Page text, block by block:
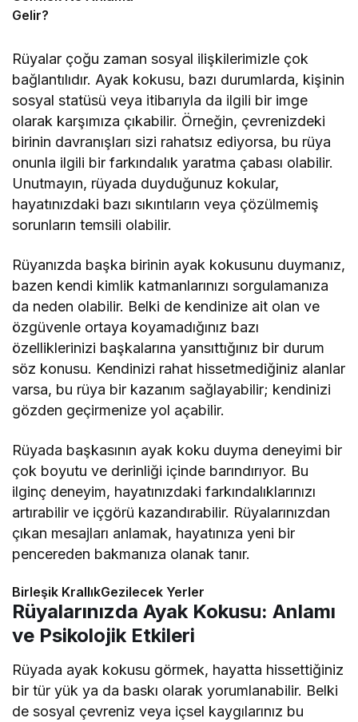
Gelir?
Rüyalar çoğu zaman sosyal ilişkilerimizle çok
bağlantılıdır. Ayak kokusu, bazı durumlarda, kişinin
sosyal statüsü veya itibarıyla da ilgili bir imge
olarak karşımıza çıkabilir. Örneğin, çevrenizdeki
birinin davranışları sizi rahatsız ediyorsa, bu rüya
onunla ilgili bir farkındalık yaratma çabası olabilir.
Unutmayın, rüyada duyduğunuz kokular,
hayatınızdaki bazı sıkıntıların veya çözülmemiş
sorunların temsili olabilir.
Rüyanızda başka birinin ayak kokusunu duymanız,
bazen kendi kimlik katmanlarınızı sorgulamanıza
da neden olabilir. Belki de kendinize ait olan ve
özgüvenle ortaya koyamadığınız bazı
özelliklerinizi başkalarına yansıttığınız bir durum
söz konusu. Kendinizi rahat hissetmediğiniz alanlar
varsa, bu rüya bir kazanım sağlayabilir; kendinizi
gözden geçirmenize yol açabilir.
Rüyada başkasının ayak koku duyma deneyimi bir
çok boyutu ve derinliği içinde barındırıyor. Bu
ilginç deneyim, hayatınızdaki farkındalıklarınızı
artırabilir ve içgörü kazandırabilir. Rüyalarınızdan
çıkan mesajları anlamak, hayatınıza yeni bir
pencereden bakmanıza olanak tanır.
Birleşik KrallıkGezilecek Yerler
Rüyalarınızda Ayak Kokusu: Anlamı
ve Psikolojik Etkileri
Rüyada ayak kokusu görmek, hayatta hissettiğiniz
bir tür yük ya da baskı olarak yorumlanabilir. Belki
de sosyal çevreniz veya içsel kaygılarınız bu